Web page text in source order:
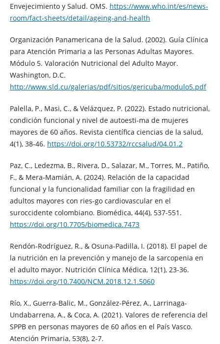
Envejecimiento y Salud. OMS. https://www.who.int/es/news-
room/fact-sheets/detail/ageing-and-health
Organización Panamericana de la Salud. (2002). Guía Clínica
para Atención Primaria a las Personas Adultas Mayores.
Módulo 5. Valoración Nutricional del Adulto Mayor.
Washington, D.C.
http://www.sld.cu/galerias/pdf/sitios/gericuba/modulo5.pdf
Palella, P., Masi, C., & Velázquez, P. (2022). Estado nutricional,
condición funcional y nivel de autoesti-ma de mujeres
mayores de 60 años. Revista científica ciencias de la salud,
4(1), 38-46. https://doi.org/10.53732/rccsalud/04.01.2
Paz, C., Ledezma, B., Rivera, D., Salazar, M., Torres, M., Patiño,
F., & Mera-Mamián, A. (2024). Relación de la capacidad
funcional y la funcionalidad familiar con la fragilidad en
adultos mayores con ries-go cardiovascular en el
suroccidente colombiano. Biomédica, 44(4), 537-551.
https://doi.org/10.7705/biomedica.7473
Rendón-Rodríguez, R., & Osuna-Padilla, I. (2018). El papel de
la nutrición en la prevención y manejo de la sarcopenia en
el adulto mayor. Nutrición Clínica Médica, 12(1), 23-36.
https://doi.org/10.7400/NCM.2018.12.1.5060
Río, X., Guerra-Balic, M., González-Pérez, A., Larrinaga-
Undabarrena, A., & Coca, A. (2021). Valores de referencia del
SPPB en personas mayores de 60 años en el País Vasco.
Atención Primaria, 53(8), 2-7.